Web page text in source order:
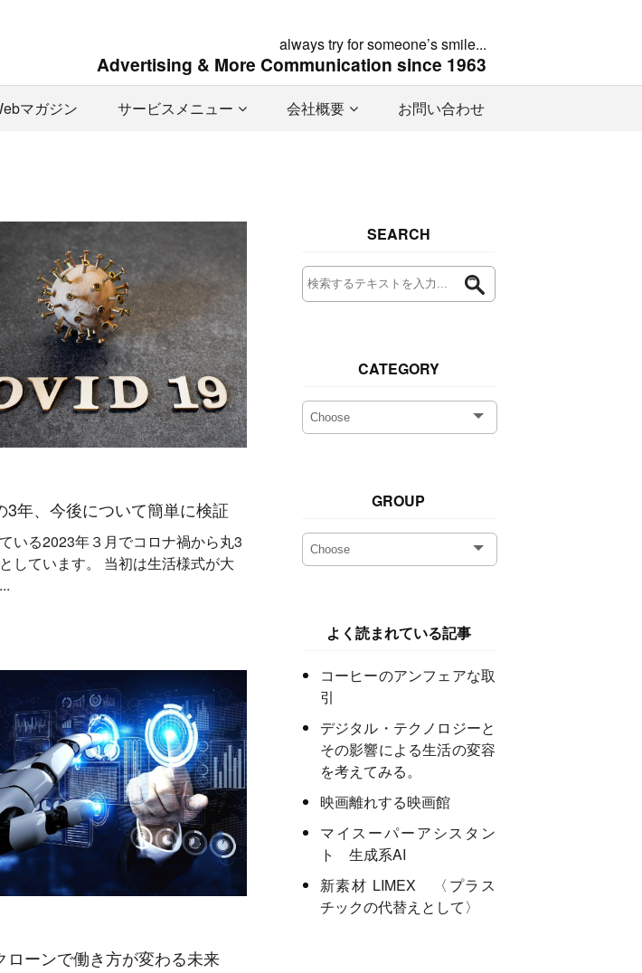
always try for someone’s smile...
Advertising & More Communication since 1963
マガジン サービスメニュー 会社概要 お問い合わせ
3年、今後について簡単に検証
いる2023年３月でコロナ禍から丸3
しています。 当初は生活様式が大
ローンで働き方が変わる未来
SEARCH
CATEGORY
GROUP
よく読まれている記事
コーヒーのアンフェアな取
引
デジタル・テクノロジーと
その影響による生活の変容
を考えてみる。
映画離れする映画館
マイスーパーアシスタン
ト 生成系AI
新素材 LIMEX 〈プラス
チックの代替えとして〉